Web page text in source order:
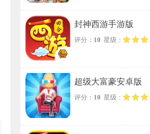
封神西游手游版
评分： 10 星级：
超级大富豪安卓版
评分： 10 星级：